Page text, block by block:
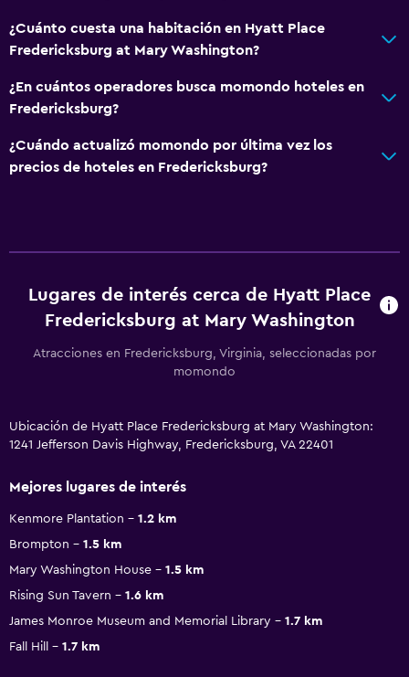
¿Cuánto cuesta una habitación en Hyatt Place
Fredericksburg at Mary Washington?
¿En cuántos operadores busca momondo hoteles en
Fredericksburg?
¿Cuándo actualizó momondo por última vez los
precios de hoteles en Fredericksburg?
Lugares de interés cerca de Hyatt Place
Fredericksburg at Mary Washington
Atracciones en Fredericksburg, Virginia, seleccionadas por
momondo
Ubicación de Hyatt Place Fredericksburg at Mary Washington:
1241 Jefferson Davis Highway, Fredericksburg, VA 22401
Mejores lugares de interés
Kenmore Plantation
1.2 km
Brompton
1.5 km
Mary Washington House
1.5 km
Rising Sun Tavern
1.6 km
James Monroe Museum and Memorial Library
1.7 km
Fall Hill
1.7 km